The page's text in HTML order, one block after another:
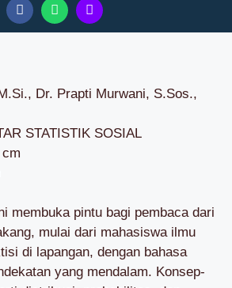
Dr. Prapti Murwani, S.Sos.,
STATISTIK SOSIAL
membuka pintu bagi pembaca dari
mulai dari mahasiswa ilmu
di lapangan, dengan bahasa
yang mendalam. Konsep-